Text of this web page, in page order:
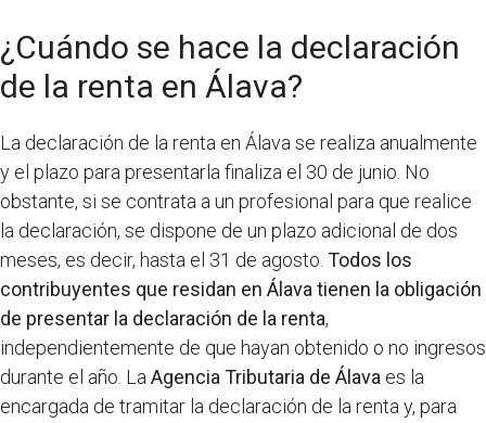
¿Cuándo se hace la declaración
de la renta en Álava?
La declaración de la renta en Álava se realiza anualmente
y el plazo para presentarla finaliza el 30 de junio. No
obstante, si se contrata a un profesional para que realice
la declaración, se dispone de un plazo adicional de dos
meses, es decir, hasta el 31 de agosto. Todos los
contribuyentes que residan en Álava tienen la obligación
de presentar la declaración de la renta,
independientemente de que hayan obtenido o no ingresos
durante el año. La Agencia Tributaria de Álava es la
encargada de tramitar la declaración de la renta y, para